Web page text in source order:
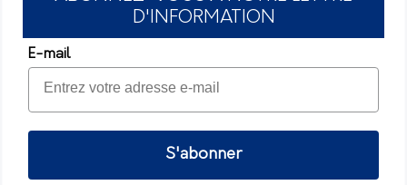
D'INFORMATION
E-mail
S'abonner